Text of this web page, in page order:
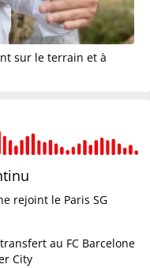
sur le terrain et à
rejoint le Paris SG
au FC Barcelone
City